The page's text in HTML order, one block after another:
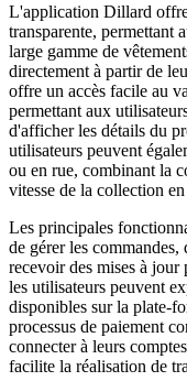
L'application Dillard
transparente, permettant
large gamme de
directement à partir de
offre un accès facile au
permettant aux
d'afficher les détails du
utilisateurs peuvent
ou en rue, combinant la
vitesse de la collection
Les principales
de gérer les commandes,
recevoir des mises à
les utilisateurs peuvent
disponibles sur la plate-
processus de paiement
connecter à leurs
facilite la réalisation de